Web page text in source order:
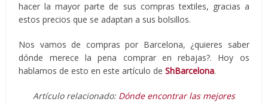
hacer la mayor parte de sus compras textiles, gracias a
estos precios que se adaptan a sus bolsillos.
Nos vamos de compras por Barcelona, ¿quieres saber
dónde merece la pena comprar en rebajas?. Hoy os
hablamos de esto en este artículo deShBarcelona.
Artículo relacionado: Dónde encontrar las mejores